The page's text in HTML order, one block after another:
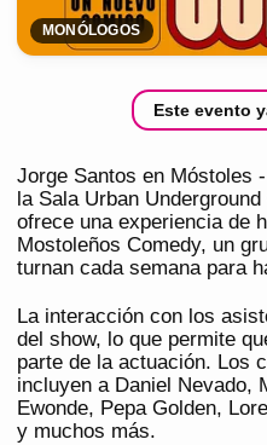
MONÓLOGOS
Este evento
Jorge Santos en Móstoles
la Sala Urban
ofrece una experiencia de
Mostoleños Comedy, un
turnan cada semana para
La interacción con los
del show, lo que permite
parte de la actuación. Los
incluyen a Daniel Nevado,
Ewonde, Pepa Golden,
y muchos más.